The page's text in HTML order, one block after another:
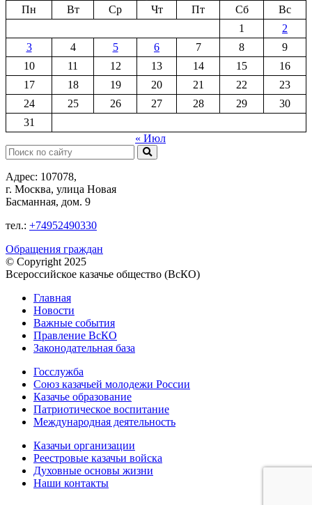
Пн
Вт Ср Чт Пт Сб
Вс
1
2
3
4 5 6 7 8
9
10
11 12 13 14 15
16
17
18 19 20 21 22
23
24
25 26 27 28 29
30
31
« Июл
Поиск:
Адрес: 107078,
г. Москва, улица Новая
Басманная, дом. 9
тел.: +74952490330
Обращения граждан
© Copyright 2025
Всероссийское казачье общество (ВсКО)
Главная
Новости
Важные события
Правление ВсКО
Законодательная база
Госслужба
Союз казачьей молодежи России
Казачье образование
Патриотическое воспитание
Международная деятельность
Казачьи организации
Реестровые казачьи войска
Духовные основы жизни
Наши контакты